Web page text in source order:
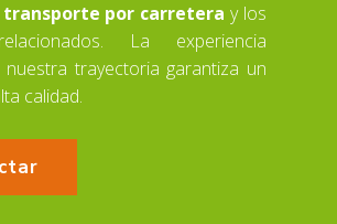
transporte por carretera y los
La experiencia
trayectoria garantiza un
calidad.